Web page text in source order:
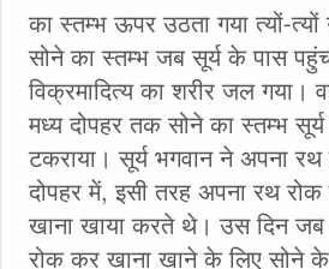
का स्तम्भ ऊपर उठता गया त्यों-त्यों
सोने का स्तम्भ जब सूर्य के पास
विक्रमादित्य का शरीर जल गया।
मध्य दोपहर तक सोने का स्तम्भ
टकराया। सूर्य भगवान ने अपना रथ
दोपहर में, इसी तरह अपना रथ
खाना खाया करते थे। उस दिन जब
रोक कर खाना खाने के लिए सोने